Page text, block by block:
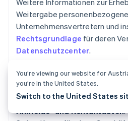
Weitere Informationen zur
Weitergabe
Unternehmensvertretern und
Rechtsgrundlage für deren
Datenschutzcenter.
a. Erfassung
Vertreterdaten
Anmelde- und Kontaktdaten.
You’re viewing our website for
you’re in the United States.
Switch to the United States